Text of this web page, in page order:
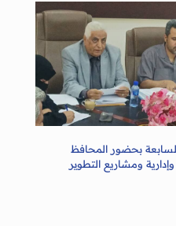
بحضور المحافظ
ومشاريع التطوير